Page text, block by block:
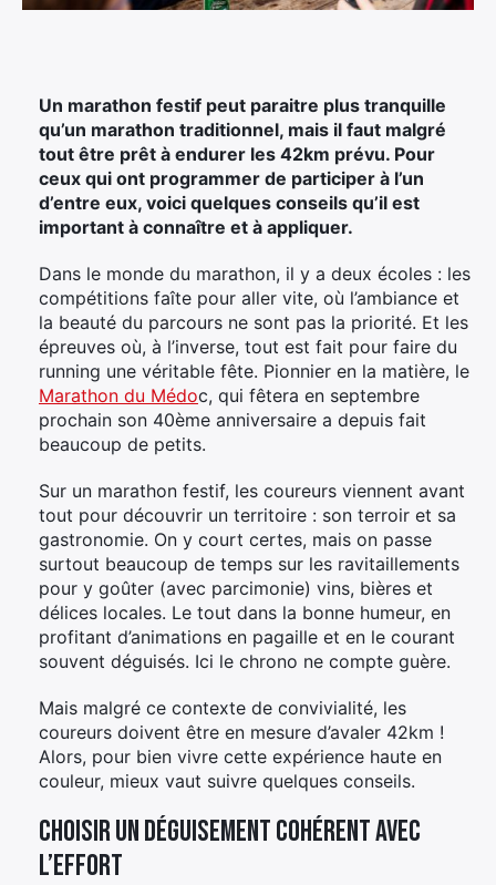
Un marathon festif peut paraitre plus tranquille
qu’un marathon traditionnel, mais il faut malgré
tout être prêt à endurer les 42km prévu. Pour
ceux qui ont programmer de participer à l’un
d’entre eux, voici quelques conseils qu’il est
important à connaître et à appliquer.
Dans le monde du marathon, il y a deux écoles : les
compétitions faîte pour aller vite, où l’ambiance et
la beauté du parcours ne sont pas la priorité. Et les
épreuves où, à l’inverse, tout est fait pour faire du
running une véritable fête. Pionnier en la matière, le
Marathon du Médoc, qui fêtera en septembre
prochain son 40ème anniversaire a depuis fait
beaucoup de petits.
Sur un marathon festif, les coureurs viennent avant
tout pour découvrir un territoire : son terroir et sa
gastronomie. On y court certes, mais on passe
surtout beaucoup de temps sur les ravitaillements
pour y goûter (avec parcimonie) vins, bières et
délices locales. Le tout dans la bonne humeur, en
profitant d’animations en pagaille et en le courant
souvent déguisés. Ici le chrono ne compte guère.
Mais malgré ce contexte de convivialité, les
coureurs doivent être en mesure d’avaler 42km !
Alors, pour bien vivre cette expérience haute en
couleur, mieux vaut suivre quelques conseils.
Choisir un déguisement cohérent avec
l’effort